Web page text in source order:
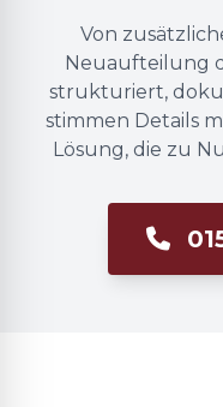
Von
Neuaufteilung
strukturiert,
stimmen Details
Lösung, die zu